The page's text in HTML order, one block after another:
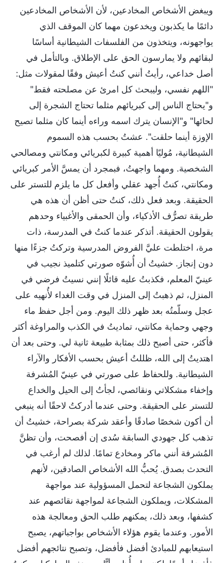
ويبغض الأشخاص المخادعين، لأن الأشخاص المخادعين
دائمًا ما يكذبون ويخدعون مهما كان الموقف الذي
يواجهونه، ويتخذون من الفلسفات الشيطانية أساسًا
لبقائهم ولا يمارسون الحق على الإطلاق. وبالتأمل في
أصل خداعي، رأيتُ أنني كنتُ أعيش وفقًا لمقولات مثل:
"اللهم نفسي، وليبحث كل امرئ عن مصلحته فقط"
و"يحتاج الناس إلى كبريائهم مثلما تحتاج الشجرة إلى
لحائها" و"الإنسان يترك اسمه وراءه أينما كان مثلما تصيح
الإوزة أينما حلقت". عشتُ بحسب هذه السموم
الشيطانية، مُوليًا أهمية كبيرة لكبريائي ومكانتي ومصالحي
الشخصية. ومهما واجهتُ، فبمجرد أن يمسَّ الأمر كبريائي
ومكانتي، كنتُ أُجهد عقلي وأفعل كل ما يلزم للتستر على
الحقيقة. وبعد فعل ذلك، كنتُ حتى أظن أن هذه هي
طريقة تصرُّف الأذكياء، وأن الحمقى والأغبياء وحدهم
يقولون الحقيقة. أتذكر عندما كنتُ في المدرسة، ذات
مرة، اختلطت عليَّ الفروض المدرسية وتركتُ جزءًا منها
دون إنجاز. خشيتُ أن أُشوّه صورتي كتلميذ نجيب في
عينيّ المعلم، فكذبتُ عليه قائلًا إنني نسيتُ فرضي في
المنزل، ثم ذهبتُ إلى المنزل في وقت الغداء لأُنهيه على
عجل وسلّمتُه بعد ظهر ذلك اليوم. ومن أجل حفظ ماء
وجهي وحماية مكانتي، تماديتُ في الكذب والمراوغة أكثر
فأكثر، حتى أصبح ذلك بمثابة طبيعة ثانية لي. وحتى بعد أن
اهتديتُ إلى الله، ظللتُ أعيش بحسب الأفكار والآراء
الشيطانية. وللحفاظ على صورتي في عينيّ المُشرفة
وإخفاء مشكلاتي ونقائصي، لجأتُ إلى الحيل والخداع
للتستر على الحقيقة. وحتى عندما أدركتُ لاحقًا أنه ينبغي
أن أكون شخصًا صادقًا وأعقد شركة بصراحة، خشيتُ أن
تذهب كل جهودي السابقة سُدى إن أفصحت، وأن تظنَّ
المُشرفة أنني ماكر ومخادع تمامًا. لذلك لم أرغب في
التحدث بصدق. يُحبُّ الله الأشخاص الصادقين، لأنهم
يملكون الشجاعة لتحمل المسؤولية عند مواجهة
المشكلات، ويملكون الشجاعة لمواجهة نقائصهم عند
كشفها، وبعد ذلك، يمكنهم طلب الحق ومعالجة هذه
الأمور. وعندما يقوم هؤلاء الأشخاص بواجباتهم، يصبح
استيعابهم للمبادئ أفضل فأفضل، وتصبح نتائجهم أفضل